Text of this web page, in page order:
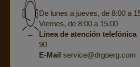
De lunes a jueves, de 8:00 a
Viernes, de 8:00 a 15:00
Línea de atención telefónica
90
E-Mail service@drgoerg.com